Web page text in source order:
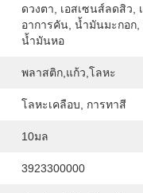
ดวงตา, ​​เอสเซนส์ลดสิว,
อาการคัน, น้ำมันมะกอก,
น้ำมันหอ
พลาสติก,แก้ว,โลหะ
โลหะเคลือบ, การทาสี
10มล
3923300000